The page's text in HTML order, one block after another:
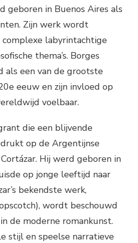
geboren in Buenos Aires als
Zijn werk wordt
labyrintachtige
thema’s. Borges
als een van de grootste
eeuw en zijn invloed op
voelbaar.
die een blijvende
op de Argentijnse
Hij werd geboren in
op jonge leeftijd naar
bekendste werk,
wordt beschouwd
de moderne romankunst.
stijl en speelse narratieve